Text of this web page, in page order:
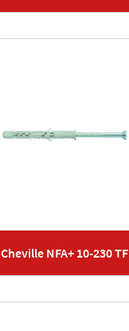
Cheville NFA+ 10-230 TF